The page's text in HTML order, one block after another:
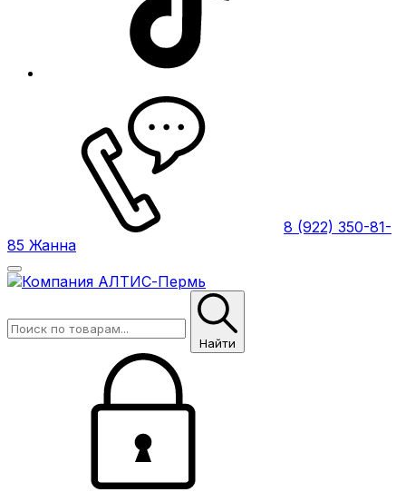
8 (922) 350-81-
85 Жанна
Найти